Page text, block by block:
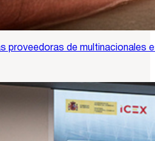
proveedoras de multinacionales